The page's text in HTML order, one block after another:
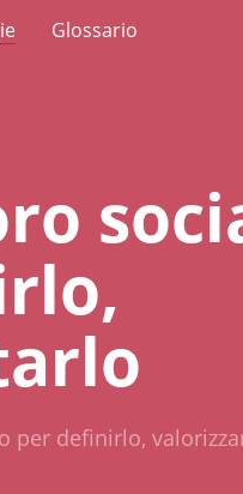
Glossario
per definirlo,